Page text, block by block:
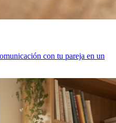
con tu pareja en un